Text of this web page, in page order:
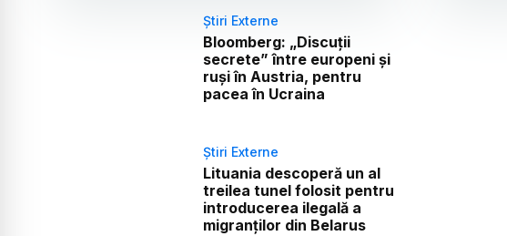
Știri Externe
Bloomberg: „Discuții
secrete” între europeni și
ruși în Austria, pentru
pacea în Ucraina
Știri Externe
Lituania descoperă un al
treilea tunel folosit pentru
introducerea ilegală a
migranților din Belarus